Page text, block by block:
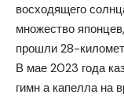
восходящего
множество
прошли 28-
В мае 2023 года
гимн а капелла на